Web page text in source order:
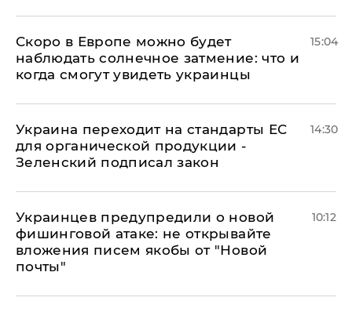
Скоро в Европе можно будет
наблюдать солнечное затмение: что и
когда смогут увидеть украинцы
15:04
Украина переходит на стандарты ЕС
для органической продукции -
Зеленский подписал закон
14:30
Украинцев предупредили о новой
фишинговой атаке: не открывайте
вложения писем якобы от "Новой
почты"
10:12